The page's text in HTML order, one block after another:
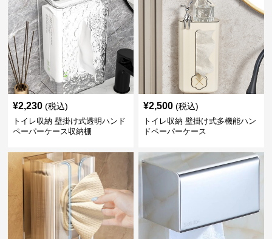
¥2,230 (税込)
トイレ収納 壁掛け式透明ハンド
ペーパーケース収納棚
¥2,500 (税込)
トイレ収納 壁掛け式多機能ハン
ドペーパーケース